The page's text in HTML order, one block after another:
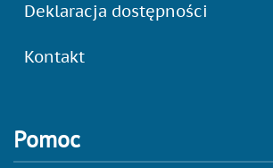
Deklaracja dostępności
Kontakt
Pomoc